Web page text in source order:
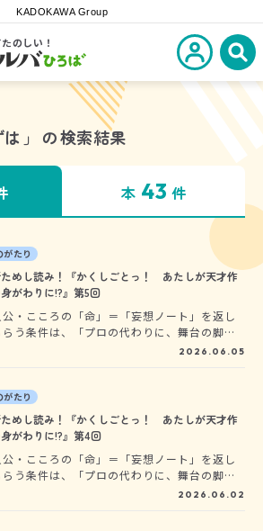
KADOKAWA Group
る
のしい！
ひろば
新規会員登
検
」 の検索結果
本 43 件
がたり
めし読み！『かくしごとっ！ あたしが天才作
がわりに!?』第5回
公・こころの「命」＝「妄想ノート」を返し
らう条件は、「プロの代わりに、舞台の脚本
け」……って、どういうこと!?!?!? まさかの
ーティー編集部っ！」「スイッチ！」「七
ターズ！」シリーズの深海ゆずはさんがおく
とびきり楽しいお仕事ラブコメ☆ ひと足早
ひ読んでみてね！
2026.06.05
がたり
めし読み！『かくしごとっ！ あたしが天才作
がわりに!?』第4回
公・こころの「命」＝「妄想ノート」を返し
らう条件は、「プロの代わりに、舞台の脚本
け」……って、どういうこと!?!?!? まさかの
2026.06.02